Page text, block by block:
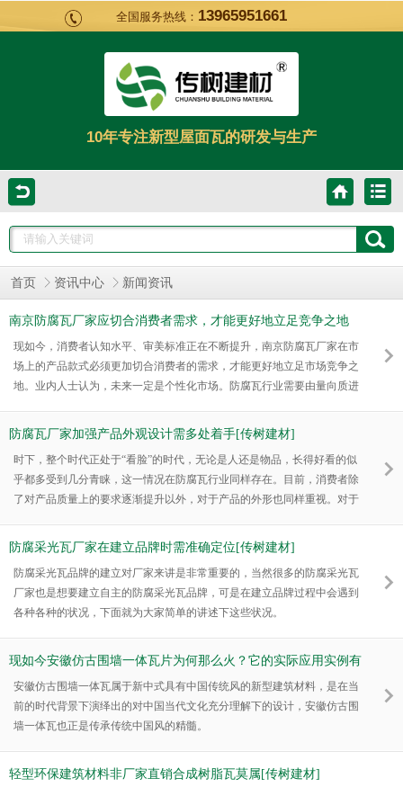
全国服务热线： 13965951661
10年专注新型屋面瓦的研发与生产
首页 资讯中心 新闻资讯
南京防腐瓦厂家应切合消费者需求，才能更好地立足竞争之地
[传树建材]
现如今，消费者认知水平、审美标准正在不断提升，南京防腐瓦厂家在市
场上的产品款式必须更加切合消费者的需求，才能更好地立足市场竞争之
地。业内人士认为，未来一定是个性化市场。防腐瓦行业需要由量向质进
也是厂家生存所需的重要能力。
防腐瓦厂家加强产品外观设计需多处着手[传树建材]
时下，整个时代正处于“看脸”的时代，无论是人还是物品，长得好看的似
乎都多受到几分青睐，这一情况在防腐瓦行业同样存在。目前，消费者除
了对产品质量上的要求逐渐提升以外，对于产品的外形也同样重视。对于
买。
防腐采光瓦厂家在建立品牌时需准确定位[传树建材]
防腐采光瓦品牌的建立对厂家来讲是非常重要的，当然很多的防腐采光瓦
厂家也是想要建立自主的防腐采光瓦品牌，可是在建立品牌过程中会遇到
各种各种的状况，下面就为大家简单的讲述下这些状况。
现如今安徽仿古围墙一体瓦片为何那么火？它的实际应用实例有
何玄机？
安徽仿古围墙一体瓦属于新中式具有中国传统风的新型建筑材料，是在当
前的时代背景下演绎出的对中国当代文化充分理解下的设计，安徽仿古围
墙一体瓦也正是传承传统中国风的精髓。
轻型环保建筑材料非厂家直销合成树脂瓦莫属[传树建材]